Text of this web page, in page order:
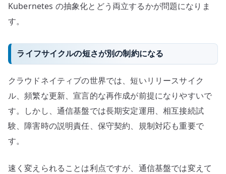
Kubernetes の抽象化とどう両立するかが問題になりま
す。
ライフサイクルの短さが別の制約になる
クラウドネイティブの世界では、短いリリースサイク
ル、頻繁な更新、宣言的な再作成が前提になりやすいで
す。しかし、通信基盤では長期安定運用、相互接続試
験、障害時の説明責任、保守契約、規制対応も重要で
す。
速く変えられることは利点ですが、通信基盤では変えて